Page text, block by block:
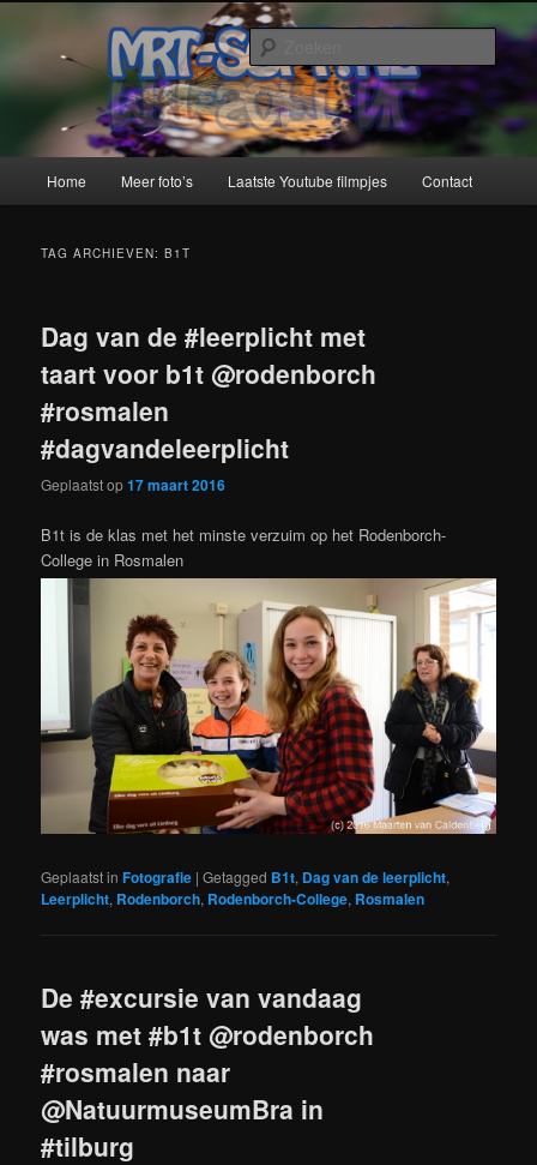
primaire
secundaireMRT-Soft
Home Meer foto’s Laatste Youtube filmpjes Contact
TAG ARCHIEVEN:B1T
Dag van de #leerplicht met
taart voor b1t @rodenborch
#rosmalen
#dagvandeleerplicht
Geplaatst op17 maart 2016
B1t is de klas met het minste verzuim op het Rodenborch-
College in Rosmalen
Geplaatst in Fotografie |Getagged B1t, Dag van de leerplicht,
Leerplicht, Rodenborch, Rodenborch-College, Rosmalen
De #excursie van vandaag
was met #b1t @rodenborch
#rosmalen naar
@NatuurmuseumBra in
#tilburg